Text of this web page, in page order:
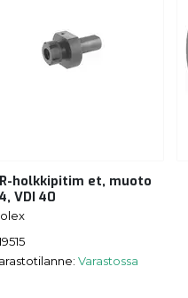
holkkipitim et, muoto
VDI 40
Varastossa